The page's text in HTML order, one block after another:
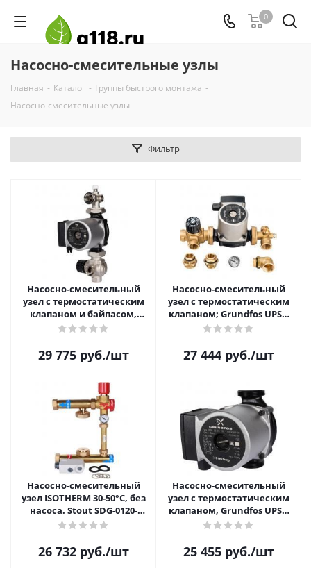
0
Насосно-смесительные узлы
Главная - Каталог - Группы быстрого монтажа -
Насосно-смесительные узлы
Фильтр
Насосно-смесительный
узел с термостатическим
клапаном и байпасом,
Grundfos UPSO 25-65 130
29 775руб./шт
Насосно-смесительный
узел с термостатическим
клапаном; Grundfos UPSO
25-65 130 Stout SDG-0020-
27 444руб./шт
Насосно-смесительный
узел ISOTHERM 30-50°C, без
насоса. Stout SDG-0120-
006000
26 732руб./шт
Насосно-смесительный
узел с термостатическим
клапаном, Grundfos UPSO
25-65 130 Stout SDG-0120-
25 455руб./шт